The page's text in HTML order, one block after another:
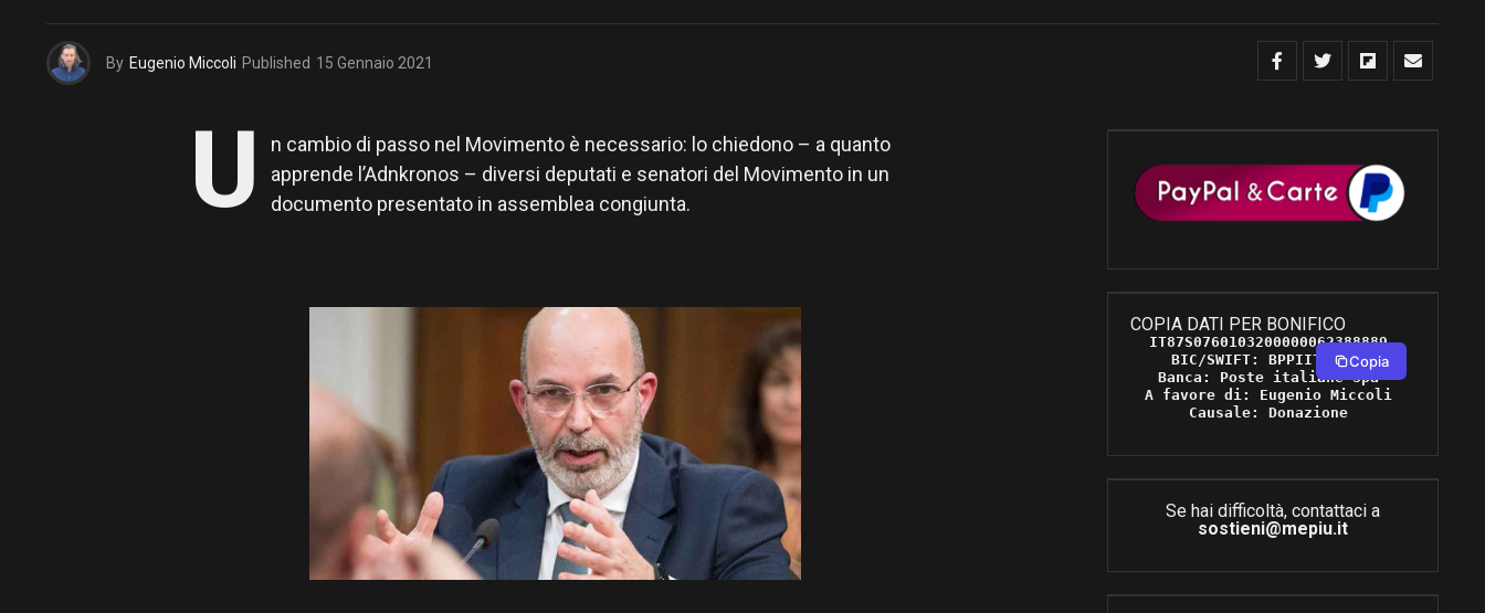
By Eugenio Miccoli Published 15 Gennaio 2021
U
n cambio di passo nel Movimento è necessario: lo chiedono – a quanto
apprende l’Adnkronos – diversi deputati e senatori del Movimento in un
documento presentato in assemblea congiunta.
COPIA DATI PER BONIFICO
IT87S0760103200000062388889
BIC/SWIFT: BPPIITRRXXX
Banca: Poste italiane Spa
A favore di: Eugenio Miccoli
Causale: Donazione
Copia
Se hai difficoltà, contattaci a
sostieni@mepiu.it